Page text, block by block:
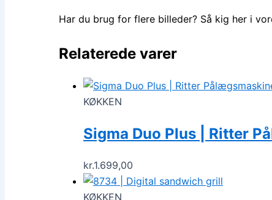
Har du brug for flere billeder? Så kig her i
Relaterede varer
KØKKEN
Sigma Duo Plus | Ritter
kr.1.699,00
KØKKEN